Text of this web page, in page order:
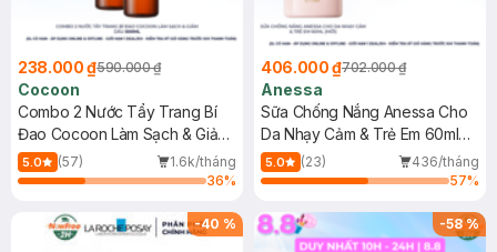
238.000 ₫590.000 ₫
Cocoon
Combo 2 Nước Tẩy Trang Bí
Đao Cocoon Làm Sạch & Giảm
Dầu 500ml
5.0 (57)
1.6k/tháng
36%
406.000 ₫702.000 ₫
Anessa
Sữa Chống Nắng Anessa Cho
Da Nhạy Cảm & Trẻ Em 60ml
(Mới)
5.0 (23)
436/tháng
57%
-40 % -58%